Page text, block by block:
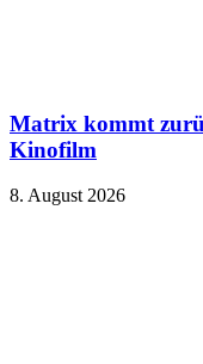
Matrix kommt
Kinofilm
8. August 2026